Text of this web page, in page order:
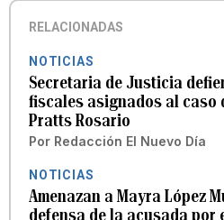
RELACIONADAS
NOTICIAS
Secretaria de Justicia
fiscales asignados al caso
Pratts Rosario
Por Redacción El Nuevo Día
NOTICIAS
Amenazan a Mayra López
defensa de la acusada por